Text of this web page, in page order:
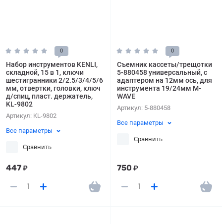
0
Набор инструментов KENLI,
складной, 15 в 1, ключи
шестигранники 2/2.5/3/4/5/6
мм, отвертки, головки, ключ
д/спиц, пласт. держатель,
KL-9802
Артикул: KL-9802
Все параметры
Сравнить
447₽
0
Съемник кассеты/трещотки
5-880458 универсальный, с
адаптером на 12мм ось, для
инструмента 19/24мм M-
WAVE
Артикул: 5-880458
Все параметры
Сравнить
750 ₽